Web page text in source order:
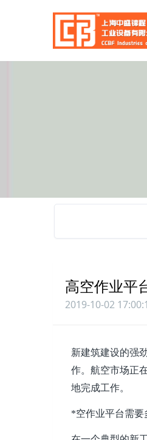
高空作业平
2019-10-02
新建筑建设的强
作。航空市场正
地完成工作。
*空作业平台需要